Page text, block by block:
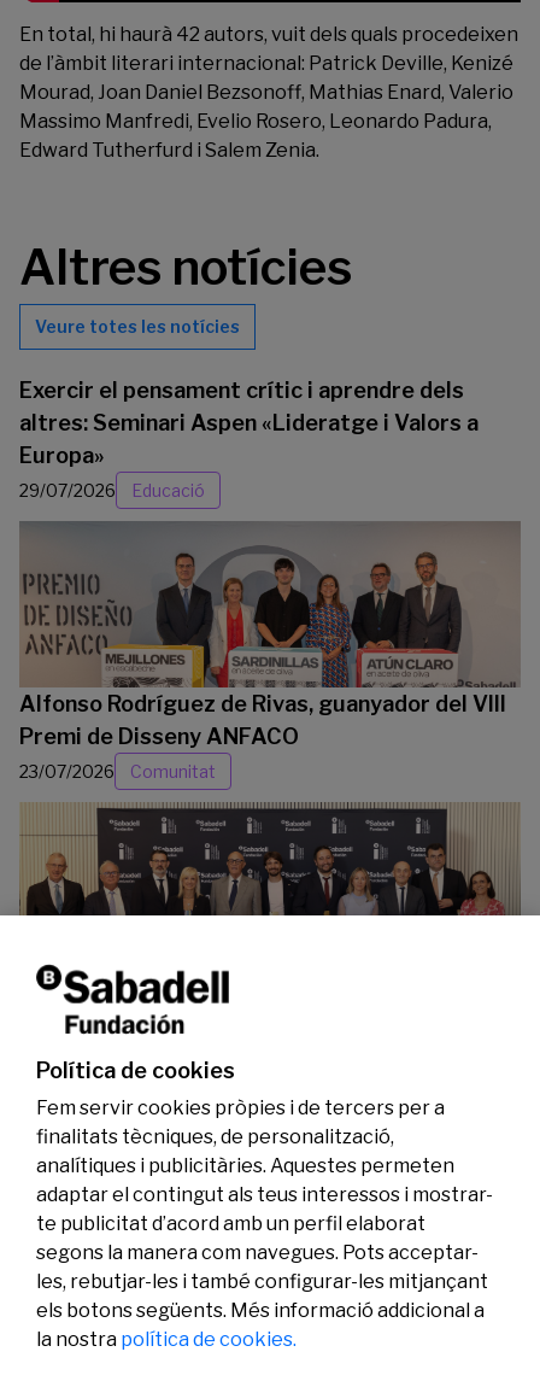
En total, hi haurà 42 autors, vuit dels quals procedeixen
de l’àmbit literari internacional: Patrick Deville, Kenizé
Mourad, Joan Daniel Bezsonoff, Mathias Enard, Valerio
Massimo Manfredi, Evelio Rosero, Leonardo Padura,
Edward Tutherfurd i Salem Zenia.
Altres notícies
Veure totes les notícies
Exercir el pensament crític i aprendre dels
altres: Seminari Aspen «Lideratge i Valors a
Europa»
29/07/2026 Educació
Alfonso Rodríguez de Rivas, guanyador del VIII
Premi de Disseny ANFACO
23/07/2026 Comunitat
La Fundació Banc Sabadell reconeix a dos
investigadors en els àmbits de l’edició del
genoma i l’energia neta
Legal
Avís legal
Activitat
Convocatòries
Social
Política de cookies
Fem servir cookies pròpies i de tercers per a
finalitats tècniques, de personalització,
analítiques i publicitàries. Aquestes permeten
adaptar el contingut als teus interessos i mostrar-
te publicitat d’acord amb un perfil elaborat
segons la manera com navegues. Pots acceptar-
les, rebutjar-les i també configurar-les mitjançant
els botons següents. Més informació addicional a
la nostra política de cookies.